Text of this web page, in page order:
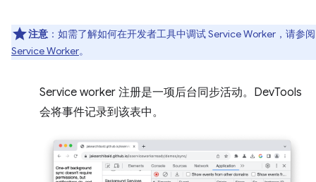
注意 ：如需了解如何在开发者工具中调试 Service Worker，请参阅
Service Worker。
Service worker 注册是一项后台同步活动。DevTools
会将事件记录到该表中。